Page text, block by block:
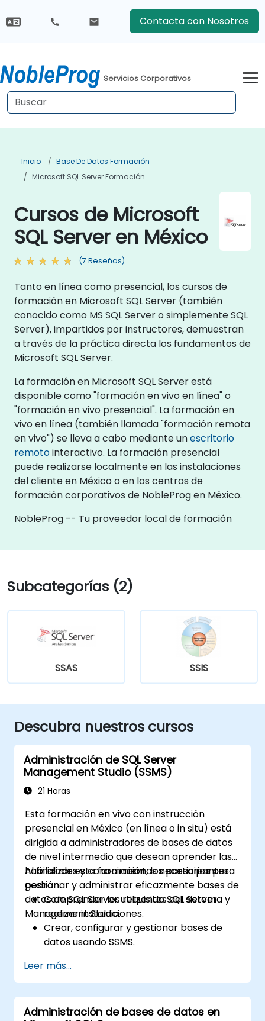
Contacta con Nosotros
Servicios Corporativos
Inicio
Base De Datos Formación
Microsoft SQL Server Formación
Cursos de Microsoft
SQL Server en México
(7 Reseñas)
Tanto en línea como presencial, los cursos de
formación en Microsoft SQL Server (también
conocido como MS SQL Server o simplemente SQL
Server), impartidos por instructores, demuestran
a través de la práctica directa los fundamentos de
Microsoft SQL Server.
La formación en Microsoft SQL Server está
disponible como "formación en vivo en línea" o
"formación en vivo presencial". La formación en
vivo en línea (también llamada "formación remota
en vivo") se lleva a cabo mediante unescritorio
remotointeractivo. La formación presencial
puede realizarse localmente en las instalaciones
del cliente en México o en los centros de
formación corporativos de NobleProg en México.
NobleProg -- Tu proveedor local de formación
Subcategorías (2)
SSAS SSIS
Descubra nuestros cursos
Administración de SQL Server
Management Studio (SSMS)
21 Horas
Esta formación en vivo con instrucción
presencial en México (en línea o in situ) está
dirigida a administradores de bases de datos
de nivel intermedio que desean aprender las
habilidades y conocimientos necesarios para
gestionar y administrar eficazmente bases de
datos de SQL Server utilizando SQL Server
Management Studio.
Al finalizar esta formación, los participantes
podrán:
Comprender los requisitos del sistema y
realizar instalaciones.
Crear, configurar y gestionar bases de
datos usando SSMS.
y permisos.
Realizar diversos tipos de copias de
seguridad y restaurar bases de datos.
Crear, programar y gestionar trabajos
Leer más...
Administración de bases de datos en